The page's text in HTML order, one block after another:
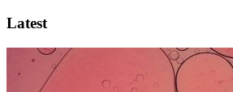
Latest